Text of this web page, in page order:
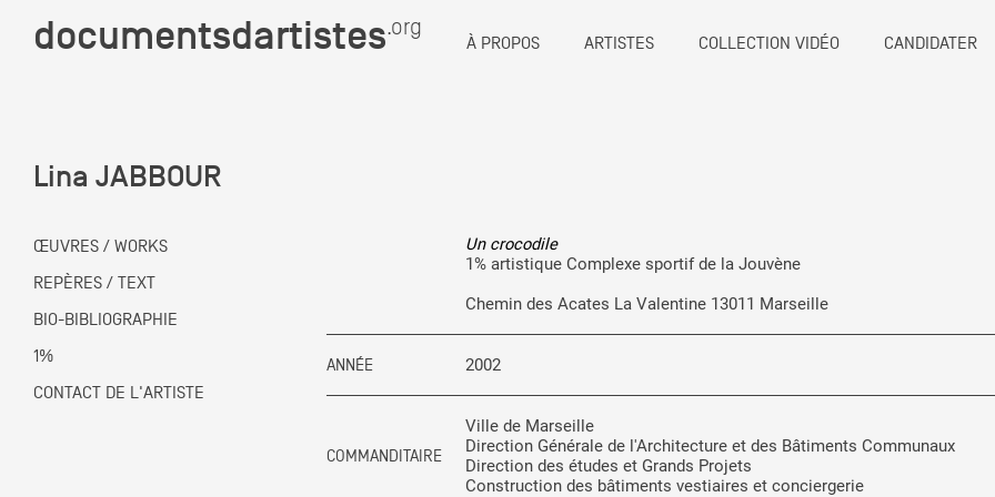
documentsdartistes.org
À PROPOS ARTISTES COLLECTION VIDÉO CANDIDATER
info@documentsdartistes.org
documentsdartistes.org
Équipe
Partenaires
Crédits
Actions
Documentation
Année par
Collection vidéos
Contact
Lina JABBOUR
ŒUVRES / WORKS
REPÈRES / TEXT
BIO-BIBLIOGRAPHIE
1%
CONTACT DE L'ARTISTE
Un crocodile
1% artistique Complexe sportif de la Jouvène
Chemin des Acates La Valentine 13011 Marseille
ANNÉE 2002
COMMANDITAIRE
Ville de Marseille
Direction Générale de l'Architecture et des Bâtiments Communaux
Direction des études et Grands Projets
Construction des bâtiments vestiaires et conciergerie